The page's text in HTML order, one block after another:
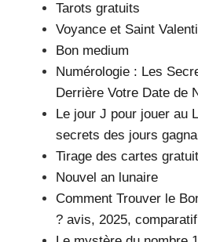
Tarots gratuits
Voyance et Saint
Bon medium
Numérologie : Les
Derrière Votre Date de
Le jour J pour jouer au
secrets des jours
Tirage des cartes
Nouvel an lunaire
Comment Trouver le
? avis, 2025, comparatif